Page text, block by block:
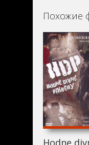
Похожие
Hodne